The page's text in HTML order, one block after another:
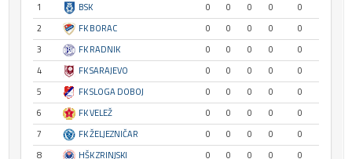
1
BSK 0 0 0 0
0
2
FK BORAC 0 0 0 0
0
3
FK RADNIK 0 0 0 0
0
4
FK SARAJEVO 0 0 0 0
0
5
FK SLOGA DOBOJ 0 0 0 0
0
6
FK VELEŽ 0 0 0 0
0
7
FK ŽELJEZNIČAR 0 0 0 0
0
8
HŠK ZRINJSKI 0 0 0 0
0